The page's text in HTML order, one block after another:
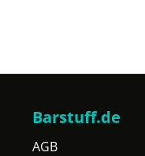
Barstuff.de
AGB